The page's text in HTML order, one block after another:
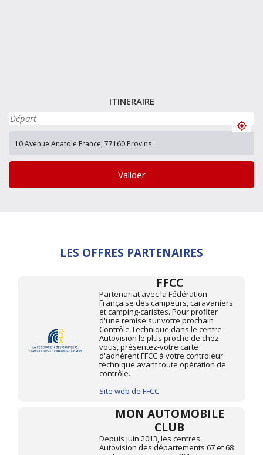
ITINERAIRE
Valider
LES OFFRES PARTENAIRES
FFCC
Partenariat avec la Fédération
Française des campeurs, caravaniers
et camping-caristes. Pour profiter
d'une remise sur votre prochain
Contrôle Technique dans le centre
Autovision le plus proche de chez
vous, présentez-votre carte
d'adhérent FFCC à votre controleur
technique avant toute opération de
contrôle.
Site web de FFCC
MON AUTOMOBILE
CLUB
Depuis juin 2013, les centres
Autovision des départements 67 et 68